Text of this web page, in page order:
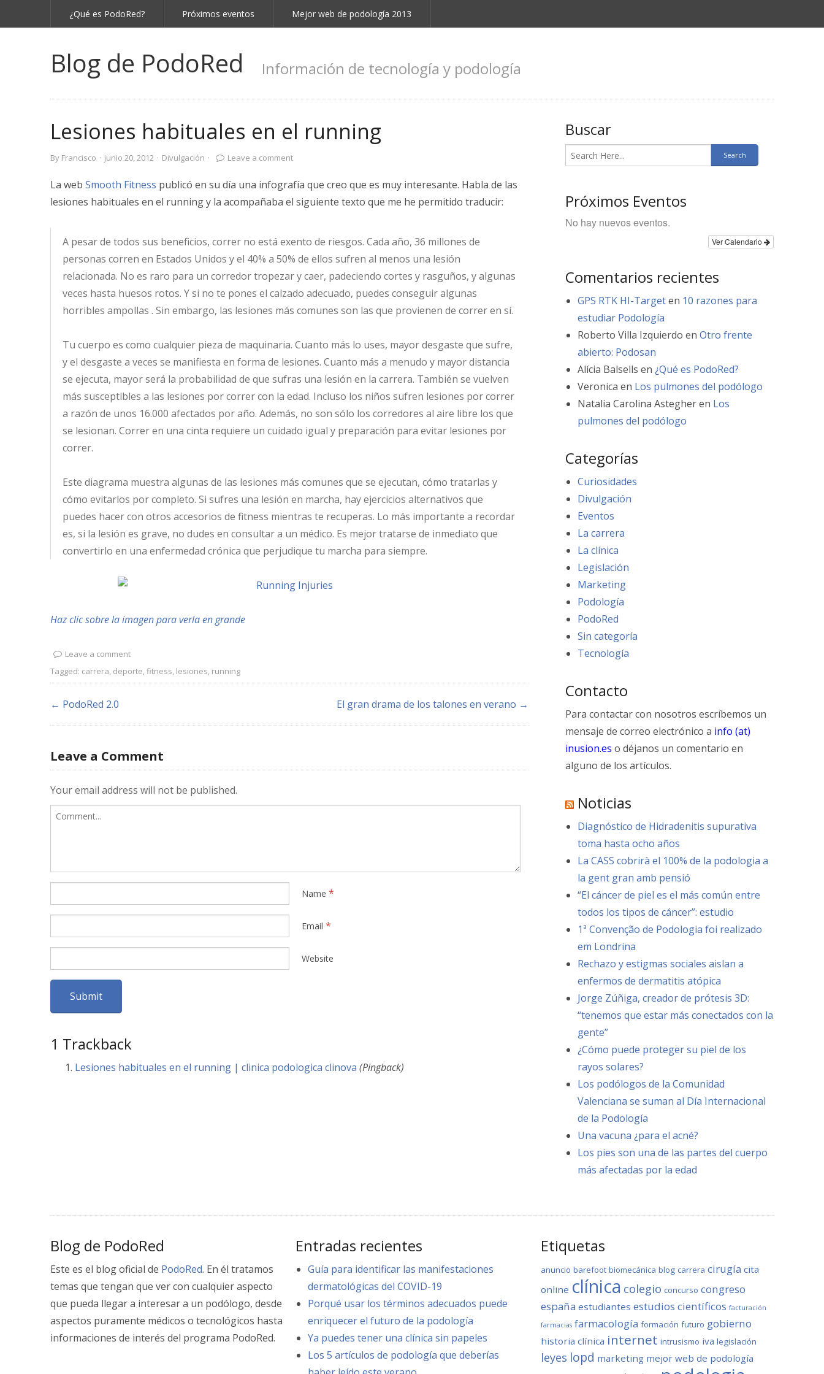
¿Qué es PodoRed? Próximos eventos Mejor web de podología 2013
Blog de PodoRed Información de tecnología y podología
Lesiones habituales en el running
By Francisco · junio 20, 2012 · Divulgación · Leave a comment
La web Smooth Fitness publicó en su día una infografía que creo que es muy interesante. Habla de las
lesiones habituales en el running y la acompañaba el siguiente texto que me he permitido traducir:
A pesar de todos sus beneficios, correr no está exento de riesgos. Cada año, 36 millones de
personas corren en Estados Unidos y el 40% a 50% de ellos sufren al menos una lesión
relacionada. No es raro para un corredor tropezar y caer, padeciendo cortes y rasguños, y algunas
veces hasta huesos rotos. Y si no te pones el calzado adecuado, puedes conseguir algunas
horribles ampollas . Sin embargo, las lesiones más comunes son las que provienen de correr en sí.
Tu cuerpo es como cualquier pieza de maquinaria. Cuanto más lo uses, mayor desgaste que sufre,
y el desgaste a veces se manifiesta en forma de lesiones. Cuanto más a menudo y mayor distancia
se ejecuta, mayor será la probabilidad de que sufras una lesión en la carrera. También se vuelven
más susceptibles a las lesiones por correr con la edad. Incluso los niños sufren lesiones por correr
a razón de unos 16.000 afectados por año. Además, no son sólo los corredores al aire libre los que
se lesionan. Correr en una cinta requiere un cuidado igual y preparación para evitar lesiones por
correr.
Este diagrama muestra algunas de las lesiones más comunes que se ejecutan, cómo tratarlas y
cómo evitarlos por completo. Si sufres una lesión en marcha, hay ejercicios alternativos que
puedes hacer con otros accesorios de fitness mientras te recuperas. Lo más importante a recordar
es, si la lesión es grave, no dudes en consultar a un médico. Es mejor tratarse de inmediato que
convertirlo en una enfermedad crónica que perjudique tu marcha para siempre.
Haz clic sobre la imagen para verla en grande
Leave a comment
Tagged: carrera, deporte,fitness, lesiones, running
← PodoRed 2.0 El gran drama de los talones en verano →
Leave a Comment
Your email address will not be published.
Name *
Email *
Website
1 Trackback
Lesiones habituales en el running | clinica podologica clinova (Pingback)
Buscar
Próximos Eventos
No hay nuevos eventos.
Ver Calendario
Comentarios recientes
GPS RTK HI-Targeten 10 razones para
estudiar Podología
Roberto Villa Izquierdo enOtro frente
abierto: Podosan
Alícia Balsells en¿Qué es PodoRed?
Veronica en Los pulmones del podólogo
Natalia Carolina Astegheren Los
pulmones del podólogo
Categorías
Curiosidades
Divulgación
Eventos
La carrera
La clínica
Legislación
Marketing
Podología
PodoRed
Sin categoría
Tecnología
Contacto
Para contactar con nosotros escríbemos un
mensaje de correo electrónico a info (at)
inusion.es o déjanos un comentario en
alguno de los artículos.
Noticias
Diagnóstico de Hidradenitis supurativa
toma hasta ocho años
La CASS cobrirà el 100% de la podologia a
la gent gran amb pensió
“El cáncer de piel es el más común entre
todos los tipos de cáncer”: estudio
1ª Convenção de Podologia foi realizado
em Londrina
Rechazo y estigmas sociales aislan a
enfermos de dermatitis atópica
Jorge Zúñiga, creador de prótesis 3D:
“tenemos que estar más conectados con la
gente”
¿Cómo puede proteger su piel de los
rayos solares?
Los podólogos de la Comunidad
Valenciana se suman al Día Internacional
de la Podología
Una vacuna ¿para el acné?
Los pies son una de las partes del cuerpo
más afectadas por la edad
Blog de PodoRed
Este es el blog oficial de PodoRed. En él tratamos
temas que tengan que ver con cualquier aspecto
que pueda llegar a interesar a un podólogo, desde
aspectos puramente médicos o tecnológicos hasta
informaciones de interés del programa PodoRed.
Entradas recientes
Guía para identificar las manifestaciones
dermatológicas del COVID-19
Porqué usar los términos adecuados puede
enriquecer el futuro de la podología
Ya puedes tener una clínica sin papeles
Los 5 artículos de podología que deberías
Etiquetas
anuncio barefoot biomecánica blog carrera cirugía cita
online clínica colegio concurso congreso
españa estudiantes estudios científicos facturación
farmacias farmacología formación futuro gobierno
historia clínica internet intrusismo iva legislación
leyes lopd marketing mejor web de podología